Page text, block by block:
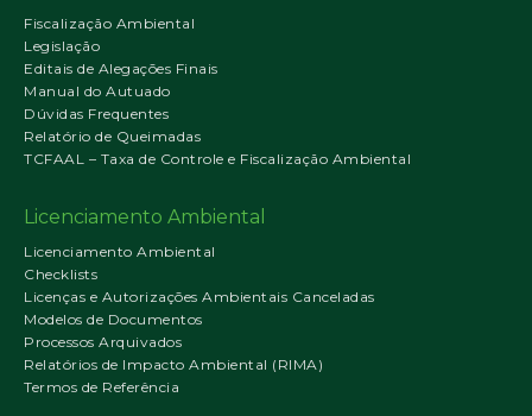
Fiscalização Ambiental
Legislação
Editais de Alegações Finais
Manual do Autuado
Dúvidas Frequentes
Relatório de Queimadas
TCFAAL – Taxa de Controle e Fiscalização Ambiental
Licenciamento Ambiental
Licenciamento Ambiental
Checklists
Licenças e Autorizações Ambientais Canceladas
Modelos de Documentos
Processos Arquivados
Relatórios de Impacto Ambiental (RIMA)
Termos de Referência